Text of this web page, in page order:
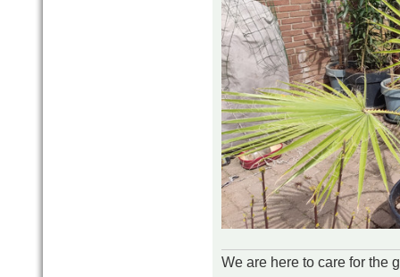
We are here to care for the